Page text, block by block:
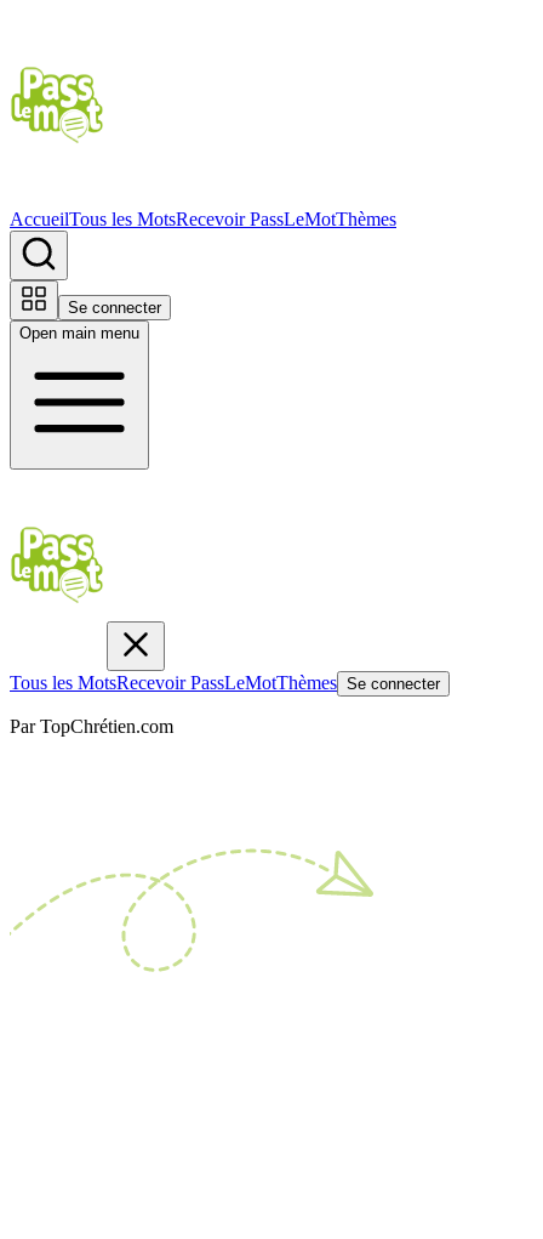
AccueilTous les MotsRecevoir PassLeMotThèmes
Se connecter
Open main menu
Tous les MotsRecevoir PassLeMotThèmes Se connecter
Par TopChrétien.com